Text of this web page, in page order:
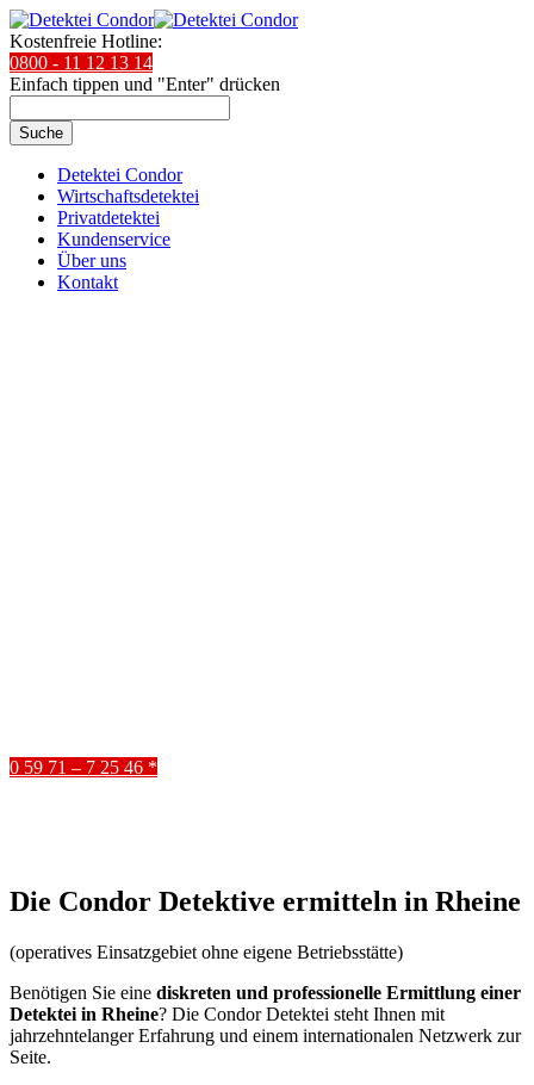
Kostenfreie Hotline:
0800 - 11 12 13 14
Einfach tippen und "Enter" drücken
Suche
Detektei Condor
Wirtschaftsdetektei
Privatdetektei
Kundenservice
Über uns
Kontakt
0 59 71 – 7 25 46 *
Die Condor Detektive ermitteln in Rheine
(operatives Einsatzgebiet ohne eigene Betriebsstätte)
Benötigen Sie eine diskreten und professionelle Ermittlung einer
Detektei in Rheine? Die Condor Detektei steht Ihnen mit
jahrzehntelanger Erfahrung und einem internationalen Netzwerk zur
Seite.